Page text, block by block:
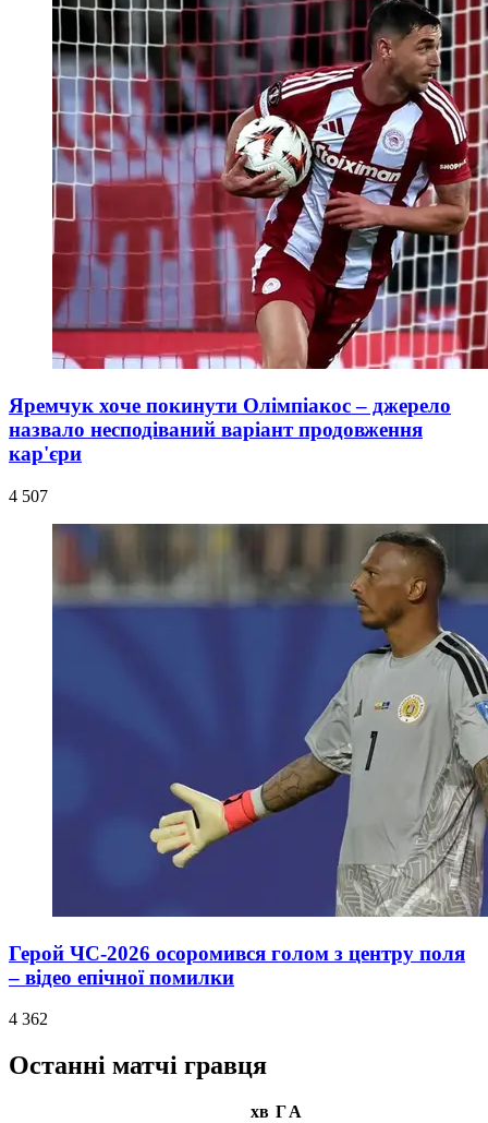
Яремчук хоче покинути Олімпіакос – джерело
назвало несподіваний варіант продовження
кар'єри
4 507
Герой ЧС-2026 осоромився голом з центру поля
– відео епічної помилки
4 362
Останні матчі гравця
хв ГА